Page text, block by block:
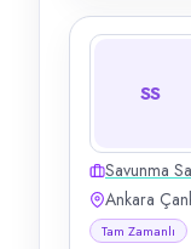
SS
Savunma
Ankara
Tam Zamanlı